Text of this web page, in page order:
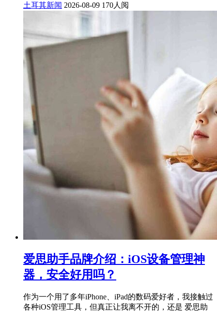
土耳其新闻 2026-08-09 170人阅
爱思助手品牌介绍：iOS设备管理神
器，安全好用吗？
作为一个用了多年iPhone、iPad的数码爱好者，我接触过
各种iOS管理工具，但真正让我离不开的，还是 爱思助